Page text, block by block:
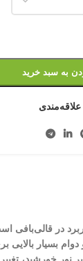
به سبد خرید
علاقه‌مندی
در قالی‌بافی
بسیار بالایی